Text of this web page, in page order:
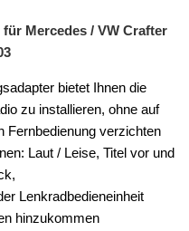
Mercedes / VW Crafter
bietet Ihnen die
zu installieren, ohne auf
Fernbedienung verzichten
Laut / Leise, Titel vor und
Lenkradbedieneinheit
hinzukommen